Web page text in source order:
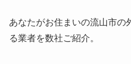
あなたがお住まいの流山市の
る業者を数社ご紹介。